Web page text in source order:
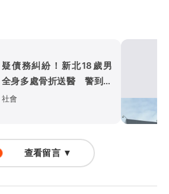
疑債務糾紛！新北18歲男
全身多處骨折送醫 警到現
場只剩百萬本票
社會
查看留言 ▼